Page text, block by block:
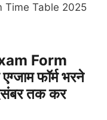
Time Table 2025
Form
फॉर्म भरने
तक कर